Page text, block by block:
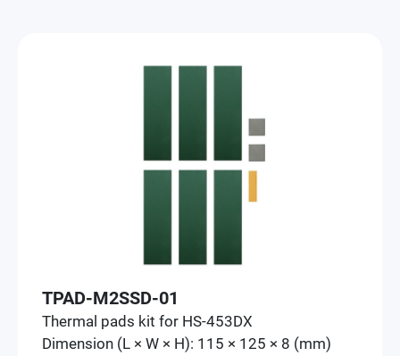
TPAD-M2SSD-01
Thermal pads kit for HS-453DX
Dimension (L × W × H): 115 × 125 × 8 (mm)